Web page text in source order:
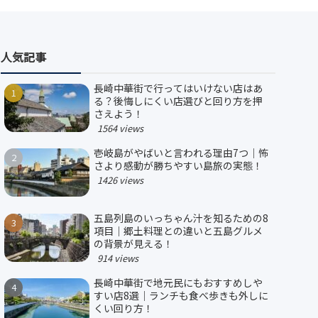
人気記事
長崎中華街で行ってはいけない店はあ
る？後悔しにくい店選びと回り方を押
さえよう！
1564 views
壱岐島がやばいと言われる理由7つ｜怖
さより感動が勝ちやすい島旅の実態！
1426 views
五島列島のいっちゃん汁を知るための8
項目｜郷土料理との違いと五島グルメ
の背景が見える！
914 views
長崎中華街で地元民にもおすすめしや
すい店8選｜ランチも食べ歩きも外しに
くい回り方！